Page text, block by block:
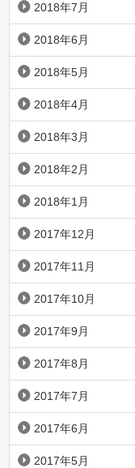
2018年7月
2018年6月
2018年5月
2018年4月
2018年3月
2018年2月
2018年1月
2017年12月
2017年11月
2017年10月
2017年9月
2017年8月
2017年7月
2017年6月
2017年5月